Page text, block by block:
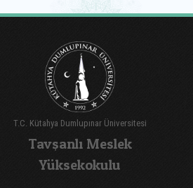
T.C. Kütahya Dumlupınar Üniversitesi
Tavşanlı Meslek
Yüksekokulu